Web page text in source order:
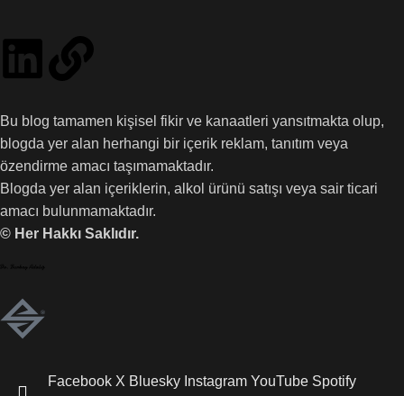
Bu blog tamamen kişisel fikir ve kanaatleri yansıtmakta olup,
blogda yer alan herhangi bir içerik reklam, tanıtım veya
özendirme amacı taşımamaktadır.
Blogda yer alan içeriklerin, alkol ürünü satışı veya sair ticari
amacı bulunmamaktadır.
© Her Hakkı Saklıdır.
Facebook X Bluesky Instagram YouTube Spotify